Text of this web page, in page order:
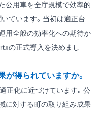
公用車を全庁規模で効率的
ています。当初は適正台
用全般の効率化への期待か
』の正式導入を決めまし
得られていますか。
正化に近づけています。公
に対する町の取り組み成果